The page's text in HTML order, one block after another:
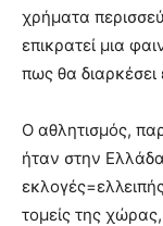
χρήματα
επικρατεί μια
πως θα
Ο αθλητισμός,
ήταν στην Ελλάδα
τομείς της χώρας,